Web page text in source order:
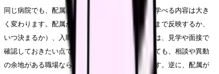
同じ病院でも、配属される病棟によって忙しさや学べる内容は大き
く変わります。配属がどう決まるか（希望をどこまで反映するか、
いつ決まるか）、入職後に異動や相談ができるかは、見学や面接で
確認しておきたい点です。希望と違う配属になっても、相談や異動
の余地がある職場なら、入職後の選択肢が残ります。逆に、配属が